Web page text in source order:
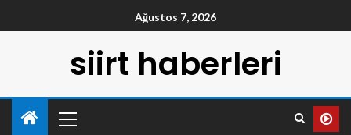
Ağustos 7, 2026
siirt haberleri